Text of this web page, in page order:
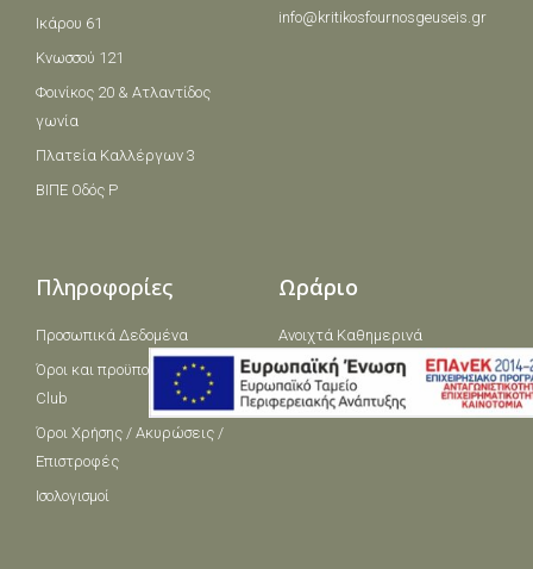
Ικάρου 61
Κνωσσού 121
Φοινίκος 20 & Ατλαντίδος
γωνία
Πλατεία Καλλέργων 3
ΒΙΠΕ Οδός Ρ
info@kritikosfournosgeuseis.gr
Πληροφορίες
Προσωπικά Δεδομένα
Όροι και πρoϋποθέσεις Loyalty
Club
Όροι Χρήσης / Ακυρώσεις /
Επιστροφές
Ισολογισμοί
Ωράριο
Ανοιχτά Καθημερινά
06:00 - 2300